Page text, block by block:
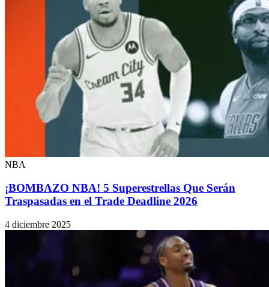
NBA
¡BOMBAZO NBA! 5 Superestrellas Que Serán
Traspasadas en el Trade Deadline 2026
4 diciembre 2025